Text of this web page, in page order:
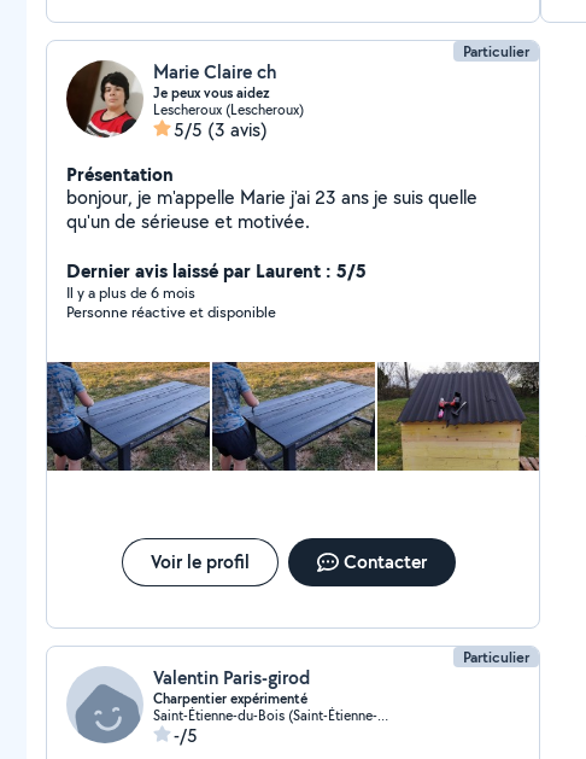
Particulier
Marie Claire ch
Je peux vous aidez
Lescheroux (Lescheroux)
5/5 (3 avis)
Présentation
bonjour, je m'appelle Marie j'ai 23 ans je suis quelle
qu'un de sérieuse et motivée.
Dernier avis laissé par Laurent : 5/5
Il y a plus de 6 mois
Personne réactive et disponible
Voir le profil Contacter
Particulier
Valentin Paris-girod
Charpentier expérimenté
Saint-Étienne-du-Bois (Saint-Étienne-du-Bois)
-/5